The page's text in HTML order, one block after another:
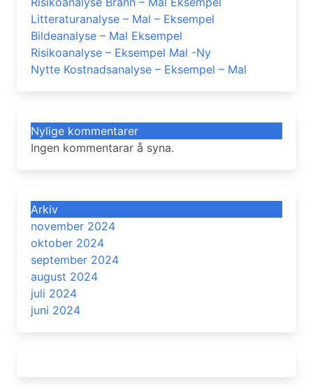
Litteraturanalyse – Mal – Eksempel
Bildeanalyse – Mal Eksempel
Risikoanalyse – Eksempel Mal -Ny
Nytte Kostnadsanalyse – Eksempel – Mal
Nylige kommentarer
Ingen kommentarar å syna.
Arkiv
november 2024
oktober 2024
september 2024
august 2024
juli 2024
juni 2024